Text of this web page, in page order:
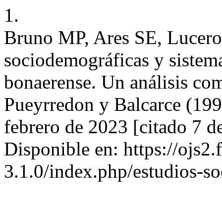
1.
Bruno MP, Ares SE,
sociodemográficas y
bonaerense. Un análisis
Pueyrredon y Balcarce
febrero de 2023 [citado 7
Disponible en: https://
3.1.0/index.php/estudios-